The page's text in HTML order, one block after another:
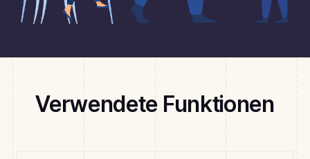
Verwendete Funktionen